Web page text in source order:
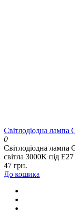
Світлодіодна лампа
0
Світлодіодна лампа
світла 3000K під
47 грн.
До кошика